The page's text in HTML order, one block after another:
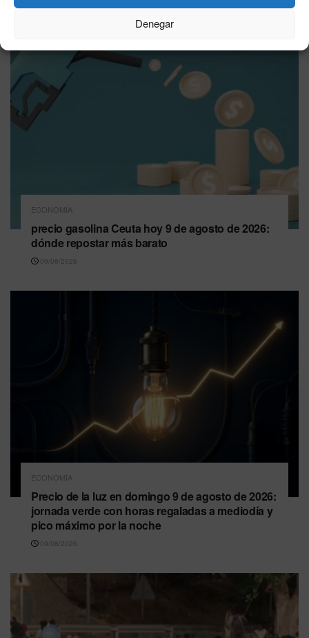
Denegar
ECONOMÍA
precio gasolina Ceuta hoy 9 de agosto de 2026:
dónde repostar más barato
09/08/2026
ECONOMÍA
Precio de la luz en domingo 9 de agosto de 2026:
jornada verde con horas regaladas a mediodía y
pico máximo por la noche
09/08/2026